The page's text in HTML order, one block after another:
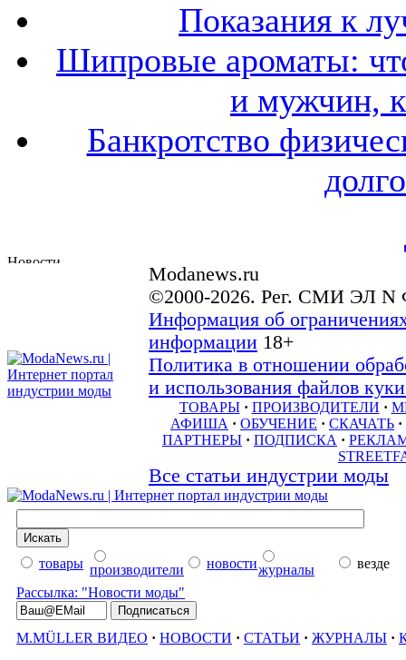
Показания к
Шипровые ароматы:
и мужчин,
Банкротство
Modanews.ru
©2000-2026. Рег. СМИ ЭЛ N
Информация об
информации 18+
Политика в отношении
и использования файлов
ТОВАРЫ · ПРОИЗВОДИТЕЛИ ·
АФИША · ОБУЧЕНИЕ · СКАЧАТЬ ·
ПАРТНЕРЫ · ПОДПИСКА ·
Все статьи индустрии моды
товары производители новостижурналы
везде
Рассылка: "Новости моды"
M.MÜLLER ВИДЕО · НОВОСТИ · СТАТЬИ · ЖУРНАЛЫ ·